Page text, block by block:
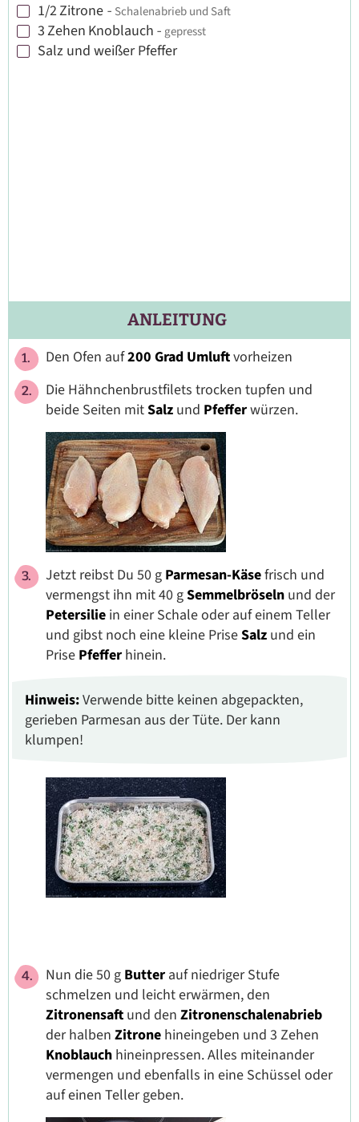
▢
1/2Zitrone - Schalenabrieb und Saft
▢
3Zehen Knoblauch - gepresst
▢
Salz und weißer Pfeffer
ANLEITUNG
Den Ofen auf200 Grad Umluftvorheizen
Die Hähnchenbrustfilets trocken tupfen und
beide Seiten mitSalz und Pfefferwürzen.
Jetzt reibst Du 50 g Parmesan-Käsefrisch und
vermengst ihn mit 40 gSemmelbröseln und der
Petersilie in einer Schale oder auf einem Teller
und gibst noch eine kleine PriseSalz und ein
Prise Pfeffer hinein.
Hinweis:Verwende bitte keinen abgepackten,
gerieben Parmesan aus der Tüte. Der kann
klumpen!
Nun die 50 g Butter auf niedriger Stufe
schmelzen und leicht erwärmen, den
Zitronensaft und den Zitronenschalenabrieb
der halben Zitrone hineingeben und 3 Zehen
Knoblauch hineinpressen. Alles miteinander
vermengen und ebenfalls in eine Schüssel oder
auf einen Teller geben.